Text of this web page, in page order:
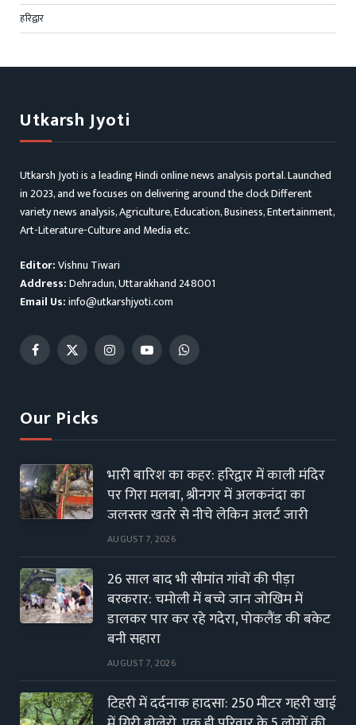
हरिद्वार
Utkarsh Jyoti
Utkarsh Jyoti is a leading Hindi online news analysis portal. Launched
in 2023, and we focuses on delivering around the clock Different
variety news analysis, Agriculture, Education, Business, Entertainment,
Art-Literature-Culture and Media etc.
Editor:Vishnu Tiwari
Address:Dehradun, Uttarakhand 248001
Email Us:info@utkarshjyoti.com
Facebook
X
InstagramYouTubeWhatsApp
Our Picks
भारी बारिश का कहर: हरिद्वार में काली मंदिर
पर गिरा मलबा, श्रीनगर में अलकनंदा का
जलस्तर खतरे से नीचे लेकिन अलर्ट जारी
AUGUST 7, 2026
26 साल बाद भी सीमांत गांवों की पीड़ा
बरकरार: चमोली में बच्चे जान जोखिम में
डालकर पार कर रहे गदेरा, पोकलैंड की बकेट
बनी सहारा
AUGUST 7, 2026
टिहरी में दर्दनाक हादसा: 250 मीटर गहरी खाई